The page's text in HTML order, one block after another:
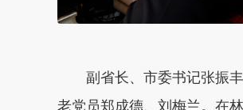
副省长、市委书记张振
老党员郑成德、刘梅兰。在